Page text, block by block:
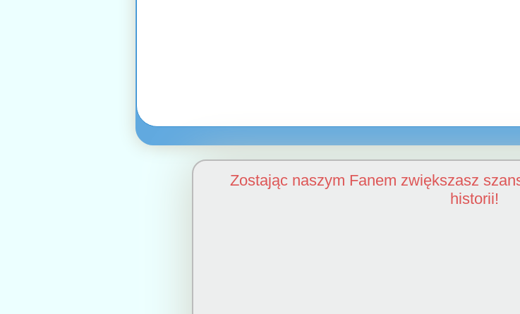
Zostając naszym Fanem zwiększasz
historii!